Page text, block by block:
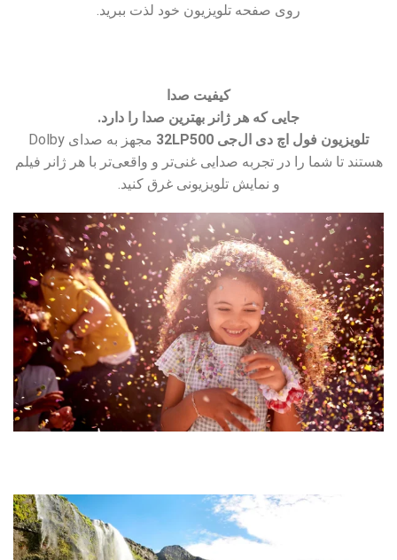
روی صفحه تلویزیون خود لذت ببرید.
کیفیت صدا
جایی که هر ژانر بهترین صدا را دارد.
تلویزیون فول اچ دی ال‌جی 32LP500
مجهز به صدای Dolby
هستند تا شما را در تجربه صدایی غنی‌تر و واقعی‌تر با هر ژانر فیلم
و نمایش تلویزیونی غرق کنید.